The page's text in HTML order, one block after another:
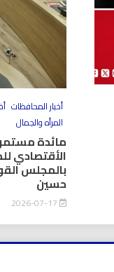
أخبار المحافظات
المرأه والجمال
مائدة
الأقتصادي
بالمجلس
حسين